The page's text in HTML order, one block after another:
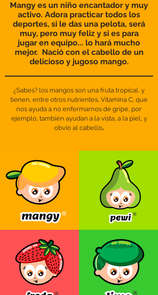
Mangy es un niño encantador y muy
activo. Adora practicar todos los
deportes, si le das una pelota, será
muy, pero muy feliz y si es para
jugar en equipo... lo hará mucho
mejor. Nació con el cabello de un
delicioso y jugoso mango.
¿Sabes? los mangos son una fruta tropical, y
tienen, entre otros nutrientes, Vitamina C, que
nos ayuda a no enfermarnos de gripe, por
ejemplo, también ayudan a la vista, a la piel, y
obvio al cabello.